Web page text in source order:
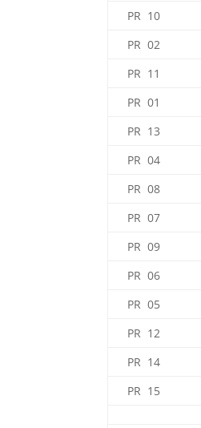
PR 10
PR 02
PR 11
PR 01
PR 13
PR 04
PR 08
PR 07
PR 09
PR 06
PR 05
PR 12
PR 14
PR 15